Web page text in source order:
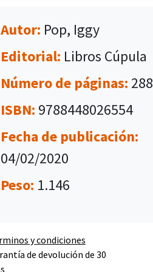
Autor: Pop, Iggy
Editorial: Libros Cúpula
Número de páginas: 288
ISBN: 9788448026554
Fecha de publicación:
04/02/2020
Peso: 1.146
y condiciones
de devolución de 30